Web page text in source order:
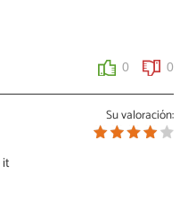
0 0
Su valoración:
it